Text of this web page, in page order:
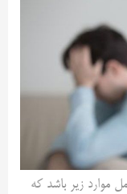
موارد زیر باشد که